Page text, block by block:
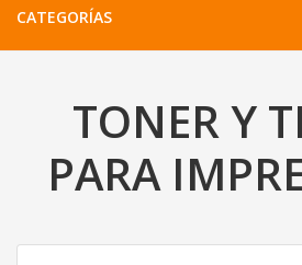
CATEGORÍAS
TONER Y
PARA